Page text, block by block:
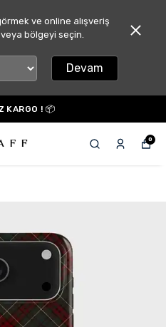
ve online alışveriş
bölgeyi seçin.
Devam
KARGO ! 📦
0